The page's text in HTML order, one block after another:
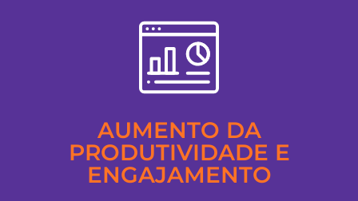
AUMENTO DA
PRODUTIVIDADE E
ENGAJAMENTO